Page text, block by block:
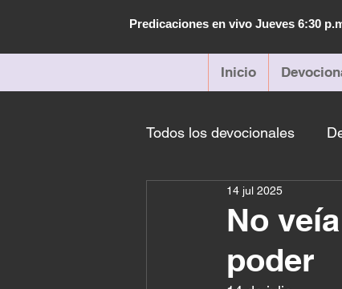
Predicaciones en vivo Jueves 6:30
Inicio
Todos los devocionales
No
poder
14 jul 2025